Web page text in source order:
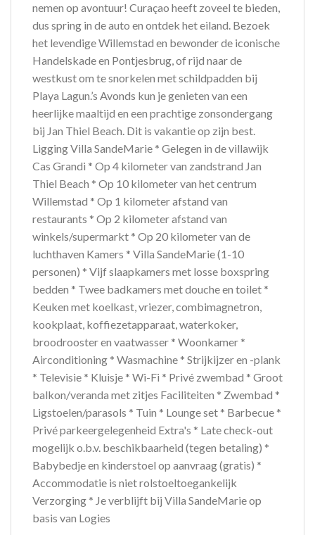
nemen op avontuur! Curaçao heeft zoveel te bieden,
dus spring in de auto en ontdek het eiland. Bezoek
het levendige Willemstad en bewonder de iconische
Handelskade en Pontjesbrug, of rijd naar de
westkust om te snorkelen met schildpadden bij
Playa Lagun.’s Avonds kun je genieten van een
heerlijke maaltijd en een prachtige zonsondergang
bij Jan Thiel Beach. Dit is vakantie op zijn best.
Ligging Villa SandeMarie * Gelegen in de villawijk
Cas Grandi * Op 4 kilometer van zandstrand Jan
Thiel Beach * Op 10 kilometer van het centrum
Willemstad * Op 1 kilometer afstand van
restaurants * Op 2 kilometer afstand van
winkels/supermarkt * Op 20 kilometer van de
luchthaven Kamers * Villa SandeMarie (1-10
personen) * Vijf slaapkamers met losse boxspring
bedden * Twee badkamers met douche en toilet *
Keuken met koelkast, vriezer, combimagnetron,
kookplaat, koffiezetapparaat, waterkoker,
broodrooster en vaatwasser * Woonkamer *
Airconditioning * Wasmachine * Strijkijzer en -plank
* Televisie * Kluisje * Wi-Fi * Privé zwembad * Groot
balkon/veranda met zitjes Faciliteiten * Zwembad *
Ligstoelen/parasols * Tuin * Lounge set * Barbecue *
Privé parkeergelegenheid Extra's * Late check-out
mogelijk o.b.v. beschikbaarheid (tegen betaling) *
Babybedje en kinderstoel op aanvraag (gratis) *
Accommodatie is niet rolstoeltoegankelijk
Verzorging * Je verblijft bij Villa SandeMarie op
basis van Logies